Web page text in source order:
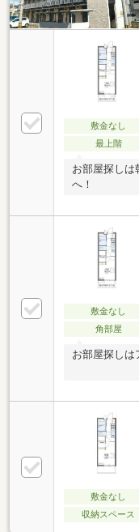
敷金なし
最上階
お部屋探しは
へ！
敷金なし
角部屋
お部屋探し
敷金なし
収納スペース